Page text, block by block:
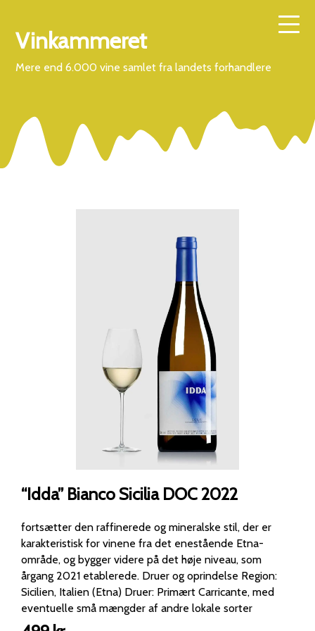
Vinkammeret
Mere end 6.000 vine samlet fra landets forhandlere
“Idda” Bianco Sicilia DOC 2022
fortsætter den raffinerede og mineralske stil, der er
karakteristisk for vinene fra det enestående Etna-
område, og bygger videre på det høje niveau, som
årgang 2021 etablerede. Druer og oprindelse Region:
Sicilien, Italien (Etna) Druer: Primært Carricante, med
eventuelle små mængder af andre lokale sorter
Klassifikation: Sicilia DOC Duften Årgang 2022